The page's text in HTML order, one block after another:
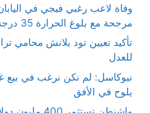
وفاة لاعب رغبي فيجي في
مرجحة مع بلوغ الحرارة 35 درجة
تأكيد تعيين تود بلانش محامي
للعدل
نيوكاسل: لم نكن نرغب في بيع
يلوح في الأفق